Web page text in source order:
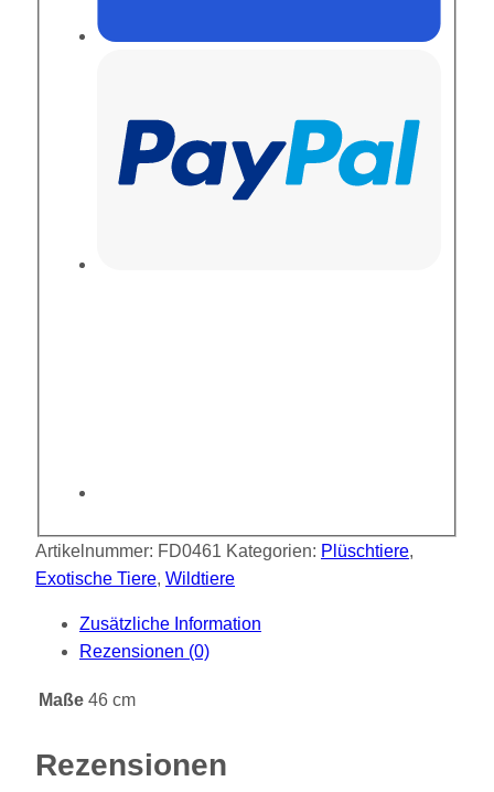
Artikelnummer: FD0461 Kategorien: Plüschtiere,
Exotische Tiere, Wildtiere
Zusätzliche Information
Rezensionen (0)
Maße 46 cm
Rezensionen